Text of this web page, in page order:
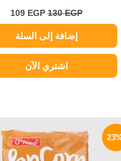
130EGP
109 EGP
إضافة إلى السلة
اشتري الآن
الأصلي
هو:
95 EGP.
هو:
73 EGP.